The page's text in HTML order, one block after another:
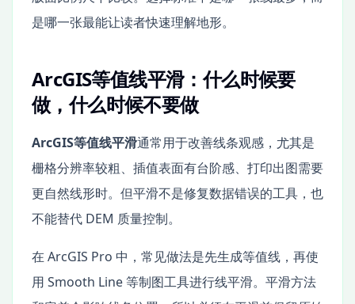
是哪一张最能让读者快速理解地形。
ArcGIS等值线平滑：什么时候要
做，什么时候不要做
ArcGIS等值线平滑通常用于改善线条观感，尤其是
栅格分辨率较粗、插值表面有台阶感、打印出图需要
更自然线形时。但平滑不是修复数据错误的工具，也
不能替代 DEM 质量控制。
在 ArcGIS Pro 中，常见做法是先生成等值线，再使
用 Smooth Line 等制图工具进行线平滑。平滑方法